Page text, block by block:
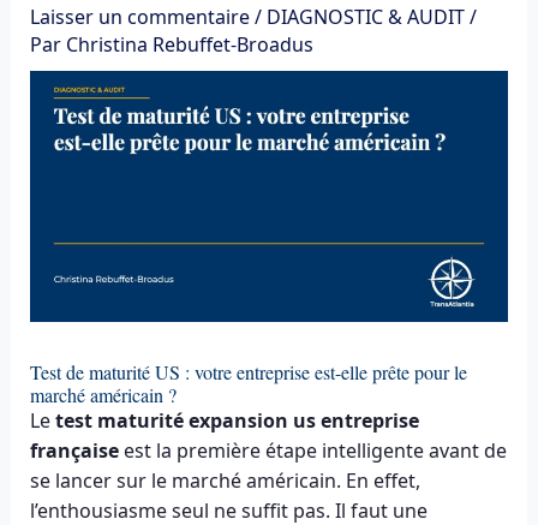
Laisser un commentaire/ DIAGNOSTIC & AUDIT/
Par Christina Rebuffet-Broadus
Test de maturité US : votre entreprise est-elle prête pour le
marché américain ?
Letest maturité expansion us entreprise
françaiseest la première étape intelligente avant de
se lancer sur le marché américain. En effet,
l’enthousiasme seul ne suffit pas. Il faut une